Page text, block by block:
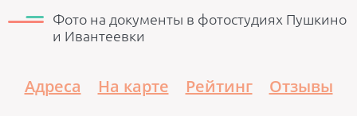
Фото на документы в фотостудиях Пушкино
и Ивантеевки
Адреса На карте Рейтинг Отзывы